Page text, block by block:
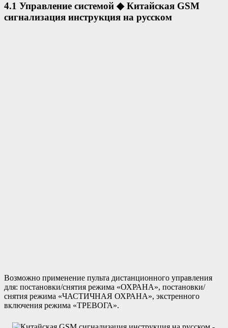
4.1 Управление системой ◆Китайская GSM
сигнализация инструкция на русском
Возможно применение пульта дистанционного управления
для: постановки/снятия режима «ОХРАНА», постановки/
снятия режима «ЧАСТИЧНАЯ ОХРАНА», экстренного
включения режима «ТРЕВОГА».